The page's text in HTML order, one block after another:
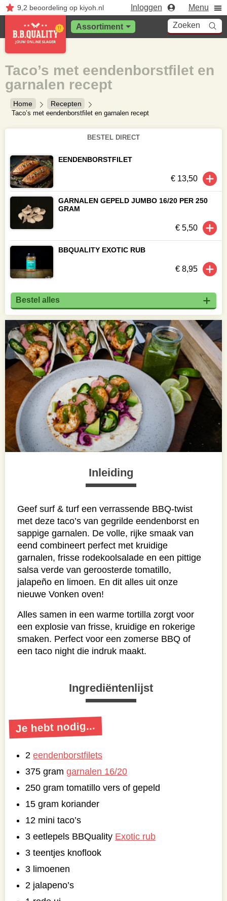
9,2 beoordelingop kiyoh.nl Inloggen Menu
Assortiment Zoeken
Home Recepten
Taco’s met eendenborstfilet en garnalen recept
Taco’s met eendenborstfilet en
garnalen recept
Inleiding
Geef surf & turf een verrassende BBQ-twist
met deze taco’s van gegrilde eendenborst en
sappige garnalen. De volle, rijke smaak van
eend combineert perfect met kruidige
garnalen, frisse rodekoolsalade en een pittige
salsa verde van geroosterde tomatillo,
jalapeño en limoen. En dit alles uit onze
nieuwe Vonken oven!
Alles samen in een warme tortilla zorgt voor
een explosie van frisse, kruidige en rokerige
smaken. Perfect voor een zomerse BBQ of
een taco night die indruk maakt.
Ingrediëntenlijst
Je hebt nodig...
2 eendenborstfilets
375 gram garnalen 16/20
250 gram tomatillo vers of gepeld
15 gram koriander
12 mini taco’s
3 eetlepels BBQuality Exotic rub
3 teentjes knoflook
3 limoenen
2 jalapeno’s
BESTEL DIRECT
EENDENBORSTFILET
€ 13,50
GARNALEN GEPELD JUMBO 16/20 PER 250
GRAM
€ 5,50
BBQUALITY EXOTIC RUB
€ 8,95
Bestel alles